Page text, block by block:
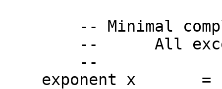
-- Minimal
-- All except
--
exponent x = if m